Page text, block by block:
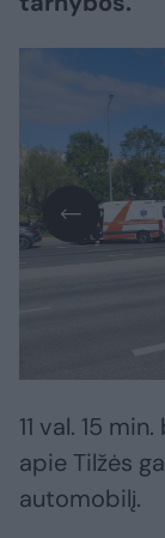
11 val. 15
apie Tilžės
automobilį.